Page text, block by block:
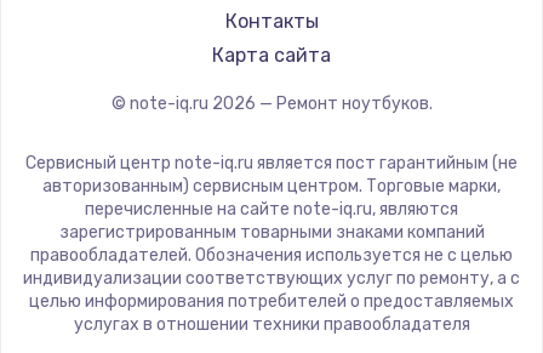
LG
Panasonic
ZTE
Hiper
Evga
Google
Echips
Контакты
Карта сайта
© note-iq.ru 2026 — Ремонт ноутбуков.
Сервисный центр note-iq.ru является пост гарантийным (не
авторизованным) сервисным центром. Торговые марки,
перечисленные на сайте note-iq.ru, являются
зарегистрированным товарными знаками компаний
правообладателей. Обозначения используется не с целью
индивидуализации соответствующих услуг по ремонту, а с
целью информирования потребителей о предоставляемых
услугах в отношении техники правообладателя